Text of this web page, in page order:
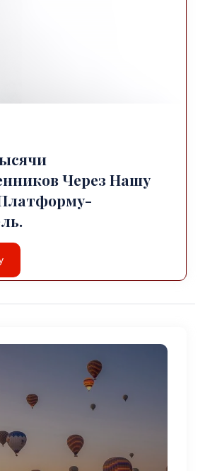
Через Нашу